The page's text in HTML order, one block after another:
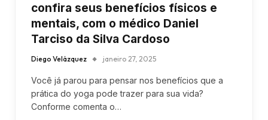
confira seus benefícios físicos e
mentais, com o médico Daniel
Tarciso da Silva Cardoso
Diego Velázquez janeiro 27, 2025
Você já parou para pensar nos benefícios que a
prática do yoga pode trazer para sua vida?
Conforme comenta o…